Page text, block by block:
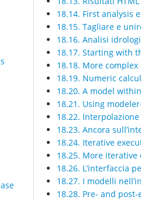
18.14. First analysis
18.15. Tagliare e
18.16. Analisi
18.17. Starting with
18.18. More complex
18.19. Numeric
18.20. A model
18.21. Using
18.22. Interpolazione
18.23. Ancora
18.24. Iterative
18.25. More
18.26. L’interfaccia
18.27. I modelli
18.28. Pre- and